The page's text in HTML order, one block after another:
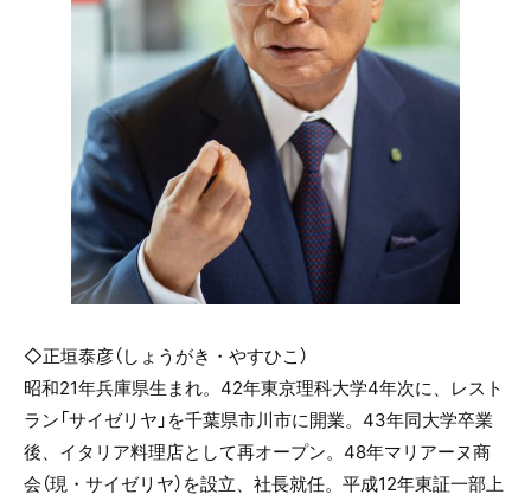
◇正垣泰彦（しょうがき・やすひこ）
昭和21年兵庫県生まれ。42年東京理科大学4年次に、レスト
ラン「サイゼリヤ」を千葉県市川市に開業。43年同大学卒業
後、イタリア料理店として再オープン。48年マリアーヌ商
会（現・サイゼリヤ）を設立、社長就任。平成12年東証一部上